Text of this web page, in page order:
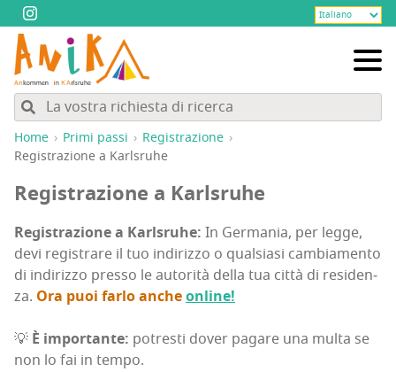
Home Pri­mi passi
Regi­stra­zio­ne
Regi­stra­zio­ne a Karlsruhe
Regi­stra­zio­ne a Karlsruhe
Regi­stra­zio­ne a Karl­sru­he: In Ger­ma­nia, per leg­ge,
devi regi­stra­re il tuo indi­riz­zo o qual­sia­si cam­bia­men­to
di indi­riz­zo pres­so le auto­ri­tà del­la tua cit­tà di resi­den­
za. Ora puoi far­lo ancheonli­ne!
💡 È impor­tan­te: potre­sti dover paga­re una mul­ta se
non lo fai in tempo.